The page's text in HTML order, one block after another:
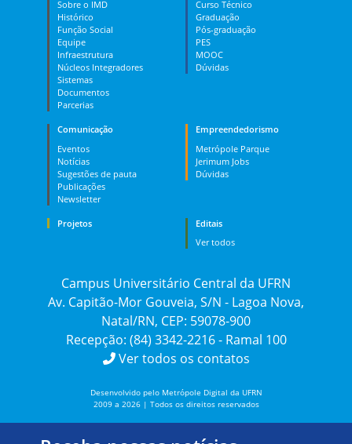
Sobre o IMD
Histórico
Função Social
Equipe
Infraestrutura
Núcleos Integradores
Sistemas
Documentos
Parcerias
Curso Técnico
Graduação
Pós-graduação
PES
MOOC
Dúvidas
Comunicação
Eventos
Notícias
Sugestões de pauta
Publicações
Newsletter
Empreendedorismo
Metrópole Parque
Jerimum Jobs
Dúvidas
Projetos
Editais
Ver todos
Campus Universitário Central da UFRN
Av. Capitão-Mor Gouveia, S/N - Lagoa Nova,
Natal/RN, CEP: 59078-900
Recepção: (84) 3342-2216 - Ramal 100
Ver todos os contatos
Desenvolvido pelo Metrópole Digital da UFRN
2009 a 2026 | Todos os direitos reservados